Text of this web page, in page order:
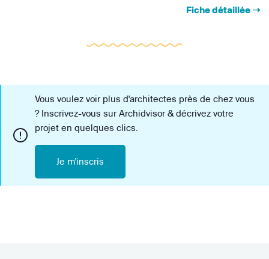
Fiche détaillée ➝
Vous voulez voir plus d'architectes près de chez vous
? Inscrivez-vous sur Archidvisor & décrivez votre
projet en quelques clics.
Je m'inscris